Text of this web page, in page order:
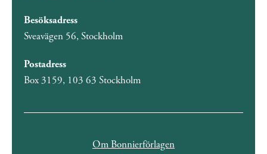
Besöksadress
Sveavägen 56, Stockholm
Postadress
Box 3159, 103 63 Stockholm
Om Bonnierförlagen